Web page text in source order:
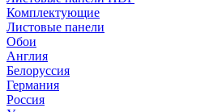
Комплектующие
Листовые панели
Обои
Англия
Белоруссия
Германия
Россия